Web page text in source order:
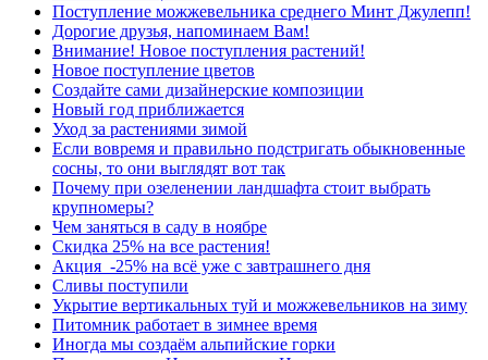
Поступление можжевельника среднего Минт Джулепп!
Дорогие друзья, напоминаем Вам!
Внимание! Новое поступления растений!
Новое поступление цветов
Создайте сами дизайнерские композиции
Новый год приближается
Уход за растениями зимой
Если вовремя и правильно подстригать обыкновенные
сосны, то они выглядят вот так
Почему при озеленении ландшафта стоит выбрать
крупномеры?
Чем заняться в саду в ноябре
Скидка 25% на все растения!
Акция -25% на всё уже с завтрашнего дня
Сливы поступили
Укрытие вертикальных туй и можжевельников на зиму
Питомник работает в зимнее время
Иногда мы создаём альпийские горки